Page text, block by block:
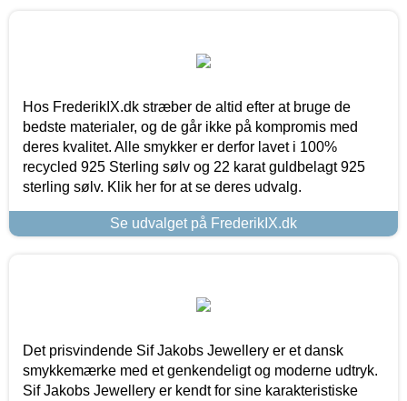
Hos FrederikIX.dk stræber de altid efter at bruge de
bedste materialer, og de går ikke på kompromis med
deres kvalitet. Alle smykker er derfor lavet i 100%
recycled 925 Sterling sølv og 22 karat guldbelagt 925
sterling sølv. Klik her for at se deres udvalg.
Se udvalget på FrederikIX.dk
Det prisvindende Sif Jakobs Jewellery er et dansk
smykkemærke med et genkendeligt og moderne udtryk.
Sif Jakobs Jewellery er kendt for sine karakteristiske